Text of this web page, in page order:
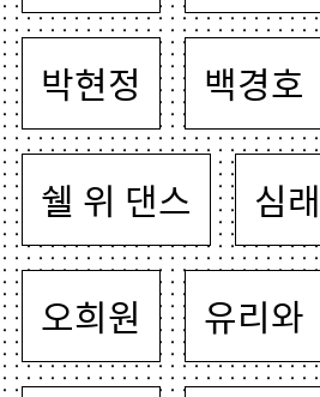
박현정 백경호
쉘 위 댄스 심
오희원 유리와